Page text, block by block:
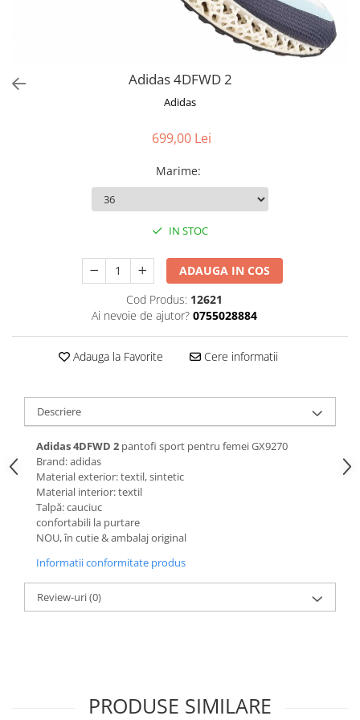
Adidas 4DFWD 2
Adidas
699,00 Lei
Marime:
IN STOC
ADAUGA IN COS
Cod Produs: 12621
Ai nevoie de ajutor? 0755028884
Adauga la Favorite Cere informatii
Descriere
Adidas 4DFWD 2 pantofi sport pentru femei GX9270
Brand: adidas
Material exterior: textil, sintetic
Material interior: textil
Talpă: cauciuc
confortabili la purtare
NOU, în cutie & ambalaj original
Informatii conformitate produs
Review-uri(0)
PRODUSE SIMILARE